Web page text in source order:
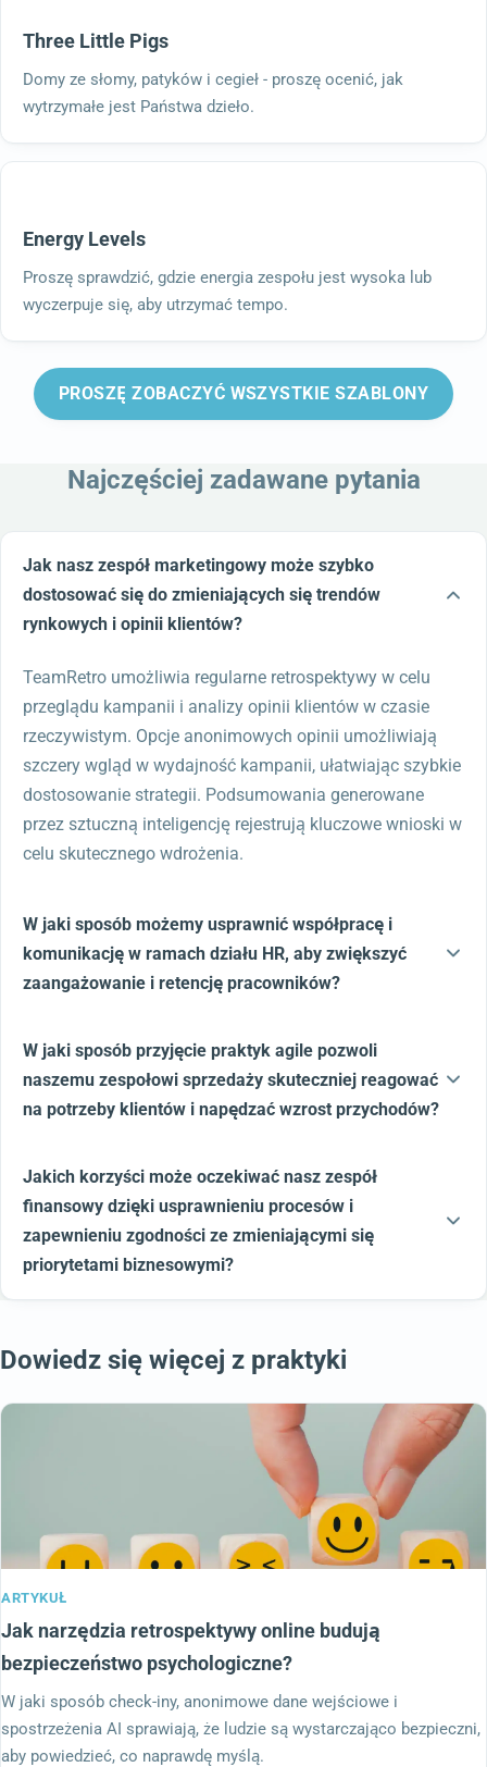
Three Little Pigs
Domy ze słomy, patyków i cegieł - proszę ocenić, jak
wytrzymałe jest Państwa dzieło.
Energy Levels
Proszę sprawdzić, gdzie energia zespołu jest wysoka lub
wyczerpuje się, aby utrzymać tempo.
PROSZĘ ZOBACZYĆ WSZYSTKIE SZABLONY
Najczęściej zadawane pytania
Jak nasz zespół marketingowy może szybko
dostosować się do zmieniających się trendów
rynkowych i opinii klientów?
TeamRetro umożliwia regularne retrospektywy w celu
przeglądu kampanii i analizy opinii klientów w czasie
rzeczywistym. Opcje anonimowych opinii umożliwiają
szczery wgląd w wydajność kampanii, ułatwiając szybkie
dostosowanie strategii. Podsumowania generowane
przez sztuczną inteligencję rejestrują kluczowe wnioski w
celu skutecznego wdrożenia.
W jaki sposób możemy usprawnić współpracę i
komunikację w ramach działu HR, aby zwiększyć
zaangażowanie i retencję pracowników?
W jaki sposób przyjęcie praktyk agile pozwoli
naszemu zespołowi sprzedaży skuteczniej reagować
na potrzeby klientów i napędzać wzrost przychodów?
Jakich korzyści może oczekiwać nasz zespół
finansowy dzięki usprawnieniu procesów i
zapewnieniu zgodności ze zmieniającymi się
priorytetami biznesowymi?
Dowiedz się więcej z praktyki
ARTYKUŁ
Jak narzędzia retrospektywy online budują
bezpieczeństwo psychologiczne?
W jaki sposób check-iny, anonimowe dane wejściowe i
spostrzeżenia AI sprawiają, że ludzie są wystarczająco bezpieczni,
aby powiedzieć, co naprawdę myślą.